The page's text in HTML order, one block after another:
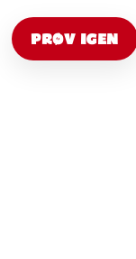
PRØV IGEN